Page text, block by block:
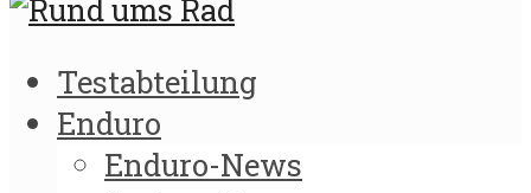
Testabteilung
Enduro
Enduro-News